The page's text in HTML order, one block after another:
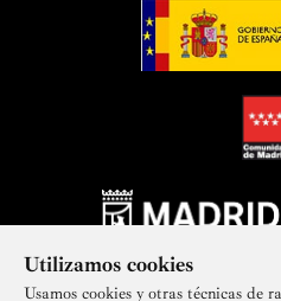
Utilizamos cookies
Usamos cookies y otras técnicas de